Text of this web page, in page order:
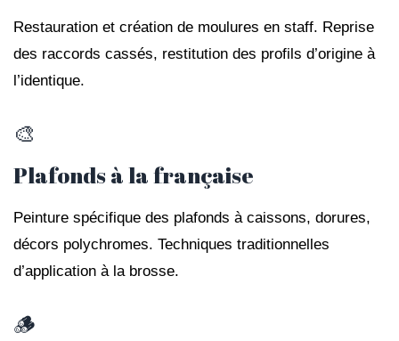
Restauration et création de moulures en staff. Reprise
des raccords cassés, restitution des profils d’origine à
l’identique.
🎨
Plafonds à la française
Peinture spécifique des plafonds à caissons, dorures,
décors polychromes. Techniques traditionnelles
d’application à la brosse.
🪵